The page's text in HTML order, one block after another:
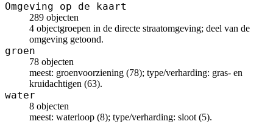
Omgeving op de kaart
289 objecten
4 objectgroepen in de directe straatomgeving; deel van de
omgeving getoond.
groen
78 objecten
meest: groenvoorziening (78); type/verharding: gras- en
kruidachtigen (63).
water
8 objecten
meest: waterloop (8); type/verharding: sloot (5).